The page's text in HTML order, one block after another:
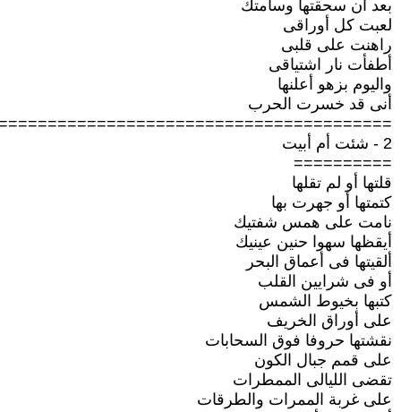
بعد أن سحقتها وسامتك
لعبت كل أوراقى
راهنت على قلبى
أطفأت نار اشتياقى
واليوم بزهو أعلنها
أنى قد خسرت الحرب
2 - شئت أم أبيت
==========
قلتها أو لم تقلها
كتمتها أو جهرت بها
نامت على همس شفتيك
أيقظها سهوا حنين عينيك
ألقيتها فى أعماق البحر
أو فى شرايين القلب
كتبها بخيوط الشمس
على أوراق الخريف
نقشتها حروفا فوق السحابات
على قمم جبال الكون
تقضى الليالى الممطرات
على غربة الممرات والطرقات